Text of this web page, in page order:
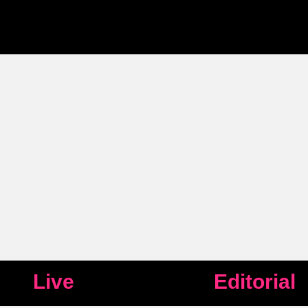
Live Editorial